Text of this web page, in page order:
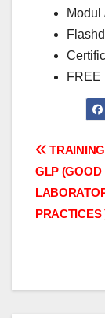
Modul
FREE
Post
GLP (GOOD
PRACTICES